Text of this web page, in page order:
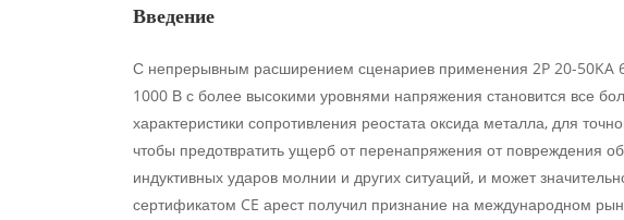
Введение
С непрерывным расширением сценариев применения 2P 20-50KA
1000 В с более высокими уровнями напряжения становится все
характеристики сопротивления реостата оксида металла, для
чтобы предотвратить ущерб от перенапряжения от повреждения
индуктивных ударов молнии и других ситуаций, и может
сертификатом CE арест получил признание на международном